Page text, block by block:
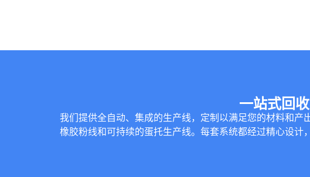
一站式回
我们提供全自动、集成的生产线，定制以满足您的材料和
橡胶粉线和可持续的蛋托生产线。每套系统都经过精心设计